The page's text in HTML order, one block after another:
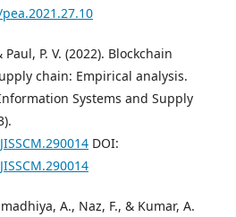
P. V. (2022). Blockchain
chain: Empirical analysis.
Systems and Supply
DOI:
A., Naz, F., & Kumar, A.